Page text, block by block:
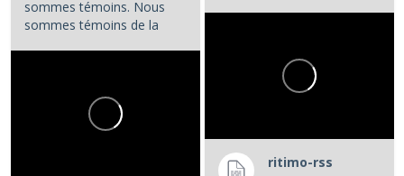
sommes témoins. Nous
sommes témoins de la
ritimo-rss